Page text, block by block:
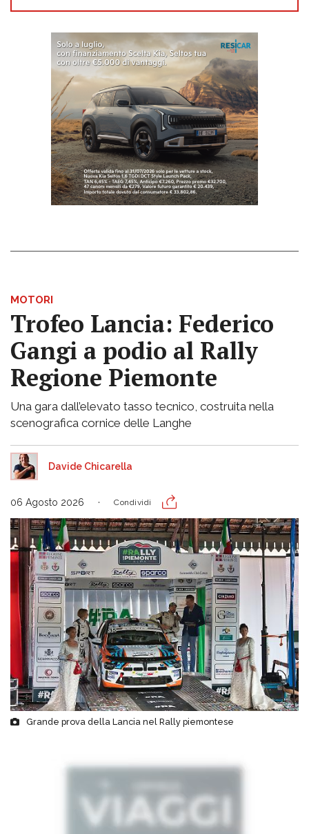
MOTORI
Trofeo Lancia: Federico
Gangi a podio al Rally
Regione Piemonte
Una gara dall’elevato tasso tecnico, costruita nella
scenografica cornice delle Langhe
Davide Chicarella
06 Agosto 2026 Condividi
Grande prova della Lancia nel Rally piemontese